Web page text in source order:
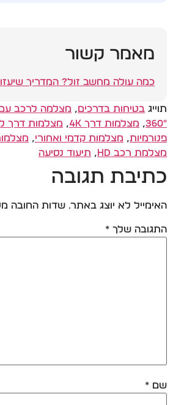
מאמר קשור
כמה עולה מחשב זול? המדריך
תוייג בטיחות בדרכים, מצלמה לרכב עם
360°
, מצלמות דרך 4K , מצלמות דרך
פנורמיות, מצלמות קדמי ואחורי,
מצלמת רכב HD
, תיעוד נסיעה
כתיבת תגובה
האימייל לא יוצג באתר. שדות החובה
התגובה שלך *
שם *